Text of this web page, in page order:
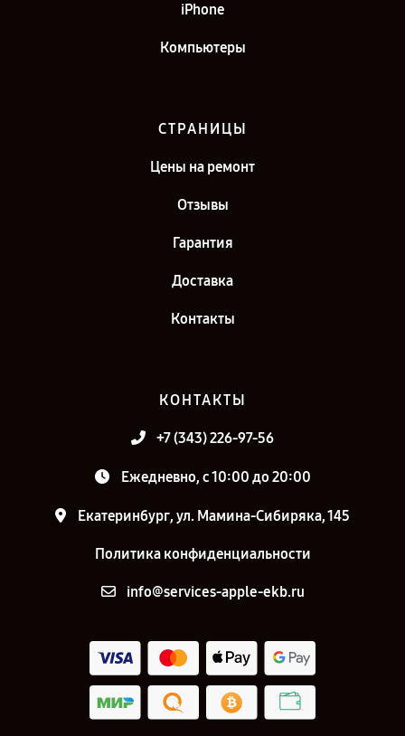
iPhone
Компьютеры
СТРАНИЦЫ
Цены на ремонт
Отзывы
Гарантия
Доставка
Контакты
КОНТАКТЫ
+7 (343) 226-97-56
Ежедневно, с 10:00 до 20:00
Екатеринбург, ул. Мамина-Сибиряка, 145
Политика конфиденциальности
info@services-apple-ekb.ru